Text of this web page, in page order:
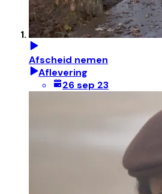
Afscheid nemen
Aflevering
26 sep 23